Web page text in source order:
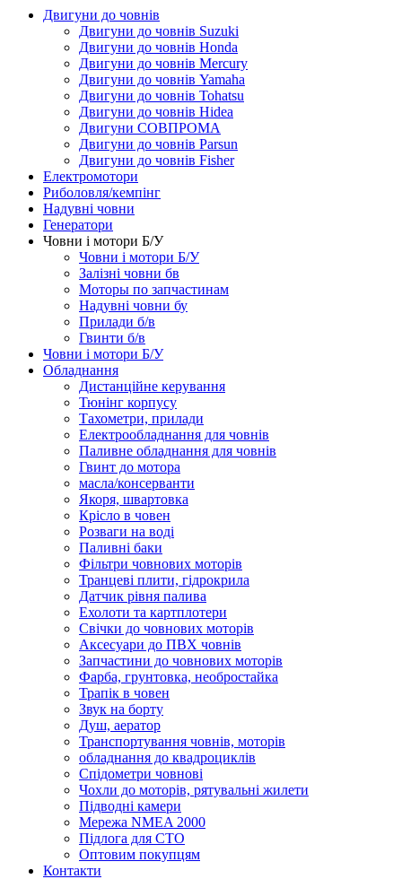
Двигуни до човнів
Двигуни до човнів Suzuki
Двигуни до човнів Honda
Двигуни до човнів Mercury
Двигуни до човнів Yamaha
Двигуни до човнів Tohatsu
Двигуни до човнів Hidea
Двигуни СОВПРОМА
Двигуни до човнів Parsun
Двигуни до човнів Fisher
Електромотори
Риболовля/кемпінг
Надувні човни
Генератори
Човни і мотори Б/У
Човни і мотори Б/У
Залізні човни бв
Моторы по запчастинам
Надувні човни бу
Прилади б/в
Гвинти б/в
Човни і мотори Б/У
Обладнання
Дистанційне керування
Тюнінг корпусу
Тахометри, прилади
Електрообладнання для човнів
Паливне обладнання для човнів
Гвинт до мотора
масла/консерванти
Якоря, швартовка
Крісло в човен
Розваги на воді
Паливні баки
Фільтри човнових моторів
Транцеві плити, гідрокрила
Датчик рівня палива
Ехолоти та картплотери
Cвічки до човнових моторів
Аксесуари до ПВХ човнів
Запчастини до човнових моторів
Фарба, грунтовка, необростайка
Трапік в човен
Звук на борту
Душ, аератор
Транспортування човнів, моторів
обладнання до квадроциклів
Спідометри човнові
Чохли до моторів, рятувальні жилети
Підводні камери
Мережа NMEA 2000
Підлога для СТО
Оптовим покупцям
Контакти